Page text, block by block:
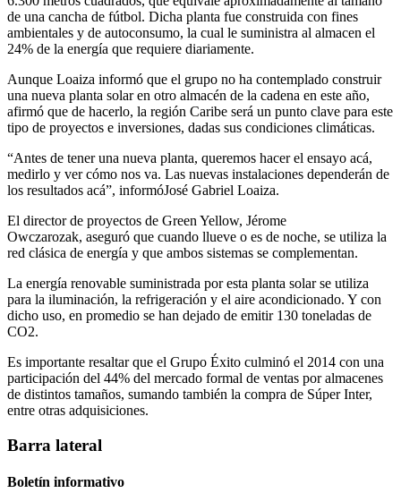
de una cancha de fútbol. Dicha planta fue construida con fines
ambientales y de autoconsumo, la cual le suministra al almacen el
24% de la energía que requiere diariamente.
Aunque Loaiza informó que el grupo no ha contemplado construir
una nueva planta solar en otro almacén de la cadena en este año,
afirmó que de hacerlo, la región Caribe será un punto clave para este
tipo de proyectos e inversiones, dadas sus condiciones climáticas.
“Antes de tener una nueva planta, queremos hacer el ensayo acá,
medirlo y ver cómo nos va. Las nuevas instalaciones dependerán de
los resultados acá”, informóJosé Gabriel Loaiza.
El director de proyectos de Green Yellow, Jérome
Owczarozak, aseguró que cuando llueve o es de noche, se utiliza la
red clásica de energía y que ambos sistemas se complementan.
La energía renovable suministrada por esta planta solar se utiliza
para la iluminación, la refrigeración y el aire acondicionado. Y con
dicho uso, en promedio se han dejado de emitir 130 toneladas de
CO2.
Es importante resaltar que el Grupo Éxito culminó el 2014 con una
participación del 44% del mercado formal de ventas por almacenes
de distintos tamaños, sumando también la compra de Súper Inter,
entre otras adquisiciones.
Barra lateral
Boletín informativo